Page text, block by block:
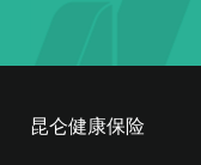
昆仑健康保险